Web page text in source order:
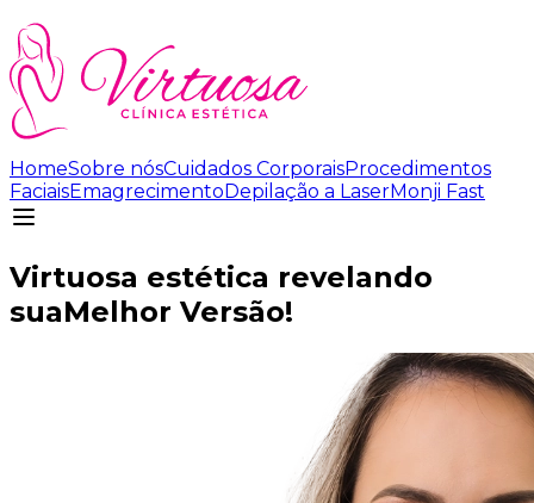
HomeSobre nósCuidados CorporaisProcedimentos
FaciaisEmagrecimentoDepilação a LaserMonji Fast
Virtuosa estética revelando
suaMelhor Versão!